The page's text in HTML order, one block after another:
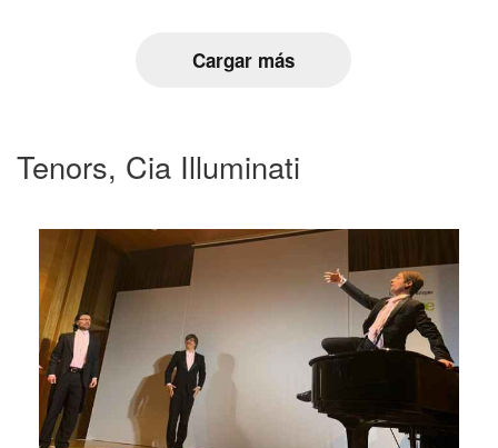
Cargar más
Tenors, Cia Illuminati